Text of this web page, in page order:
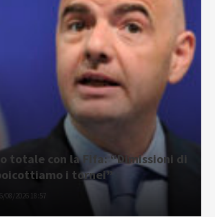
totale con la Fifa: “Dimissioni di
i tornei”
08/2026 18:57